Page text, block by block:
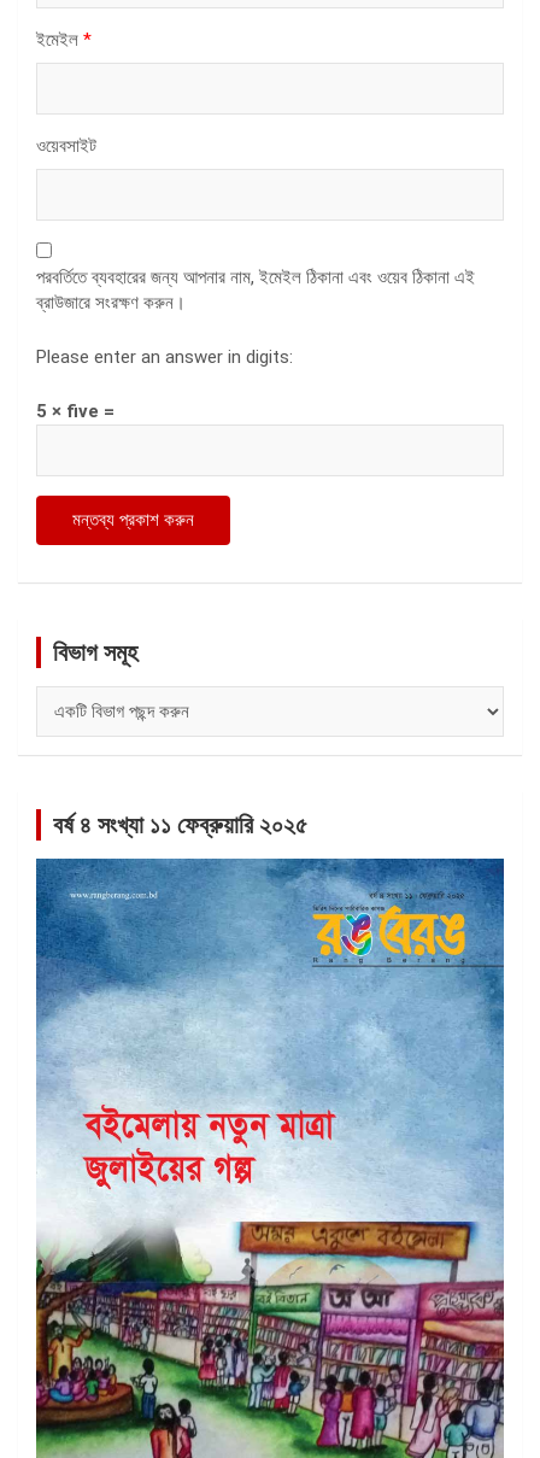
ইমেইল *
ওয়েবসাইট
পরবর্তিতে ব্যবহারের জন্য আপনার নাম, ইমেইল ঠিকানা এবং ওয়েব ঠিকানা এই
ব্রাউজারে সংরক্ষণ করুন।
Please enter an answer in digits:
5 × five =
বিভাগ সমূহ
সমূহ
বর্ষ ৪ সংখ্যা ১১ ফেব্রুয়ারি ২০২৫